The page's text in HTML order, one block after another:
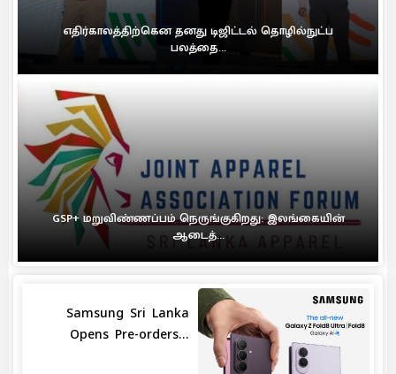
எதிர்காலத்திற்கென தனது டிஜிட்டல் தொழில்நுட்ப
பலத்தை...
GSP+ மறுவிண்ணப்பம் நெருங்குகிறது: இலங்கையின்
ஆடைத்...
Samsung Sri Lanka
Opens Pre-orders...